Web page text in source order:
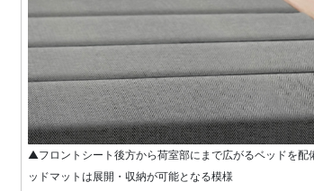
▲フロントシート後方から荷室部にまで広がるベッドを配
ッドマットは展開・収納が可能となる模様